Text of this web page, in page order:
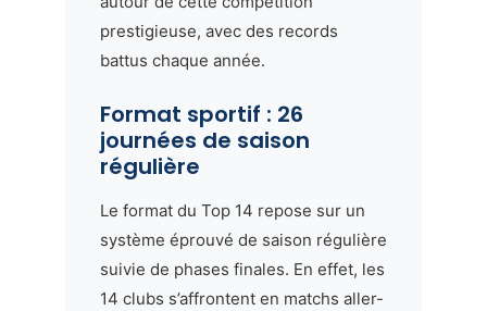
prestigieuse, avec des records
battus chaque année.
Format sportif : 26
journées de saison
régulière
Le format du Top 14 repose sur un
système éprouvé de saison régulière
suivie de phases finales. En effet, les
14 clubs s’affrontent en matchs aller-